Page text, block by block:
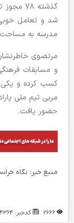
گذشته
مدرسه به مساحت ۸۰ هزار متر مربع صورت گرفت.
مرتضوی
کسب کرده و یکی
مربی تیم ملی
حضور یافت.
منبع خبر: نگاه
کدخبر: 24364